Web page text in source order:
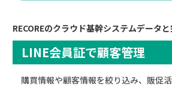
RECOREのクラウド基幹システムデータ
LINE会員証で顧客管理
購買情報や顧客情報を絞り込み、販促